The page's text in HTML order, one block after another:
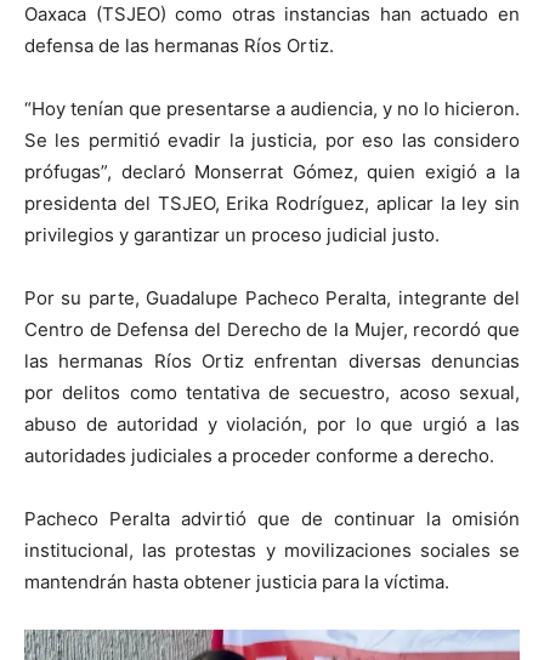
Oaxaca (TSJEO) como otras instancias han actuado en
defensa de las hermanas Ríos Ortiz.
“Hoy tenían que presentarse a audiencia, y no lo hicieron.
Se les permitió evadir la justicia, por eso las considero
prófugas”, declaró Monserrat Gómez, quien exigió a la
presidenta del TSJEO, Erika Rodríguez, aplicar la ley sin
privilegios y garantizar un proceso judicial justo.
Por su parte, Guadalupe Pacheco Peralta, integrante del
Centro de Defensa del Derecho de la Mujer, recordó que
las hermanas Ríos Ortiz enfrentan diversas denuncias
por delitos como tentativa de secuestro, acoso sexual,
abuso de autoridad y violación, por lo que urgió a las
autoridades judiciales a proceder conforme a derecho.
Pacheco Peralta advirtió que de continuar la omisión
institucional, las protestas y movilizaciones sociales se
mantendrán hasta obtener justicia para la víctima.